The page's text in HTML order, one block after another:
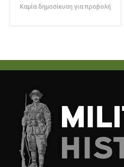
Καμία δημοσίευση για προβολή